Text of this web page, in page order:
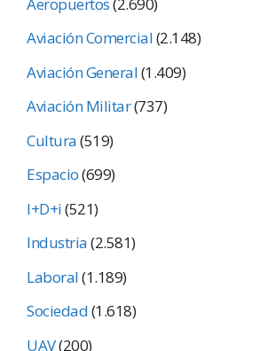
Aviación Comercial(2.148)
Aviación General(1.409)
Aviación Militar(737)
Cultura(519)
Espacio(699)
I+D+i(521)
Industria(2.581)
Laboral(1.189)
Sociedad(1.618)
UAV(200)